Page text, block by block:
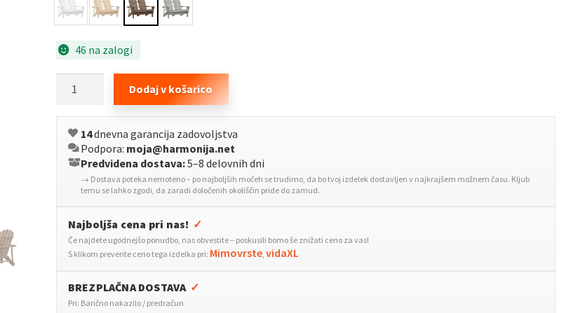
46 na zalogi
Adirondack
osebi
trden
jelke
rjav
količina
Dodaj v košarico
14dnevna garancija zadovoljstva
Podpora: moja@harmonija.net
Predvidena dostava:5–8 delovnih dni
→ Dostava poteka nemoteno – po najboljših močeh se trudimo, da bo tvoj izdelek dostavljen v najkrajšem možnem času. Kljub
temu se lahko zgodi, da zaradi določenih okoliščin pride do zamud.
Najboljša cena pri nas! ✓
Če najdete ugodnejšo ponudbo, nas obvestite – poskusili bomo še znižati ceno za vas!
S klikom preverite ceno tega izdelka pri: Mimovrste, vidaXL
BREZPLAČNA DOSTAVA ✓
Pri: Bančno nakazilo / predračun